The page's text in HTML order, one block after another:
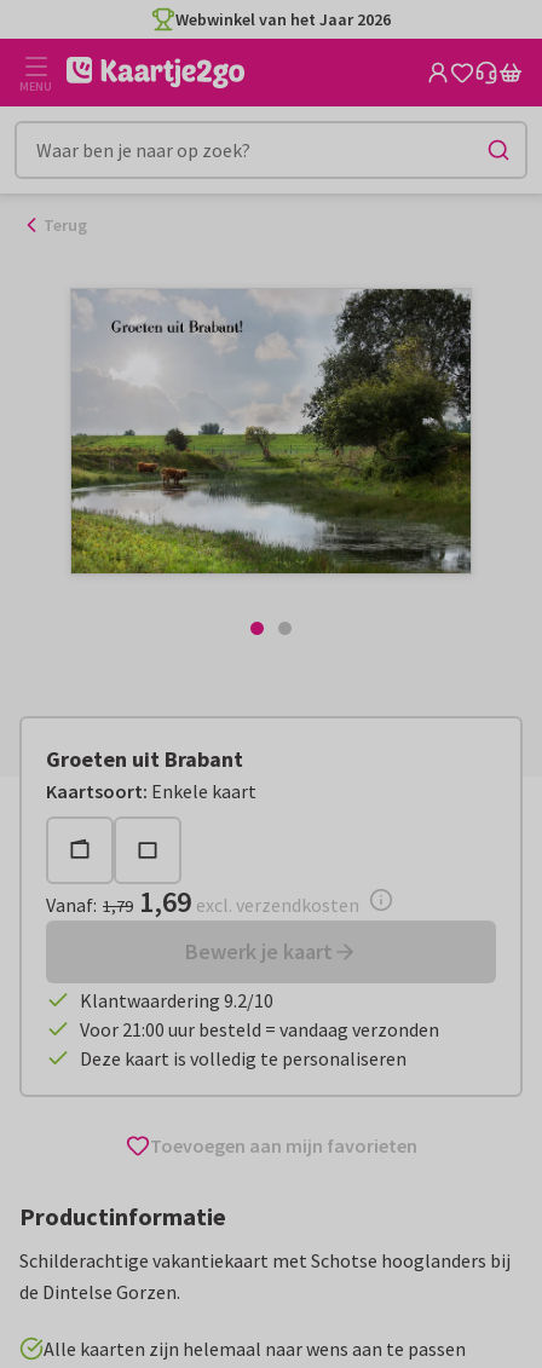
naar
inhoud
Webwinkel van het Jaar 2026
MENU
Terug
Groeten uit Brabant
Kaartsoort: Enkele kaart
Vanaf:€ 1,69 excl. verzendkosten
Vanaf: 1,79 1,69 excl. verzendkosten
Bewerk je kaart
Klantwaardering 9.2/10
Voor 21:00 uur besteld = vandaag verzonden
Deze kaart is volledig te personaliseren
Toevoegen aan mijn favorieten
Productinformatie
Schilderachtige vakantiekaart met Schotse hooglanders bij
de Dintelse Gorzen.
Alle kaarten zijn helemaal naar wens aan te passen